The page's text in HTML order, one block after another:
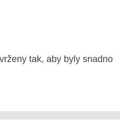
tak, aby byly snadno